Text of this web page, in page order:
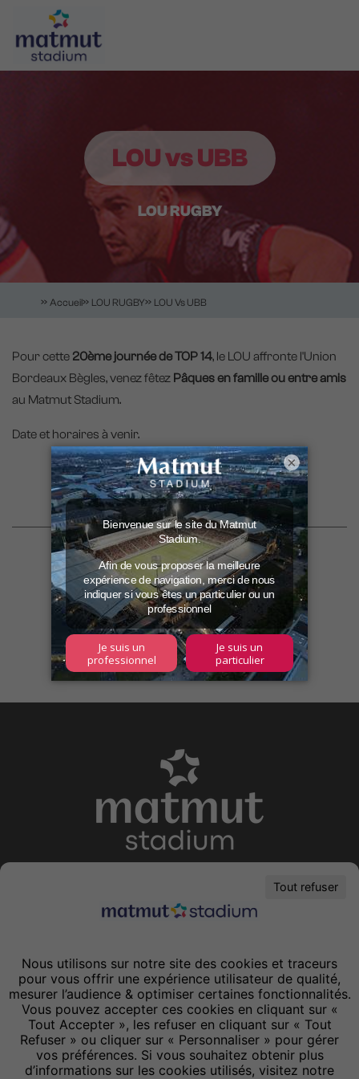
contenu
principal
LOU vs UBB
LOU RUGBY
Accueil LOU RUGBY LOU Vs UBB
Pour cette 20ème journée de TOP 14, le LOU affronte l'Union
Bordeaux Bègles, venez fêtez Pâques en famille ou entre amis
au Matmut Stadium.
Date et horaires à venir.
Je prends mes places !
Partager sur les réseaux :
CONTACTEZ-NOUS
69007, Lyon -Lyon
France
Voir aussi
×
Panneau de gestion des cookies
Nous utilisons sur notre site des cookies et traceurs
pour vous offrir une expérience utilisateur de qualité,
mesurer l’audience & optimiser certaines fonctionnalités.
Vous pouvez accepter ces cookies en cliquant sur «
Tout Accepter », les refuser en cliquant sur « Tout
Refuser » ou cliquer sur « Personnaliser » pour gérer
vos préférences. Si vous souhaitez obtenir plus
d’informations sur les cookies utilisés, visitez notre
Tout refuser